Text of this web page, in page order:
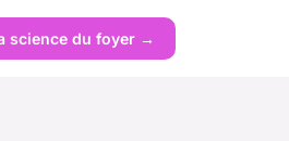
science du foyer →